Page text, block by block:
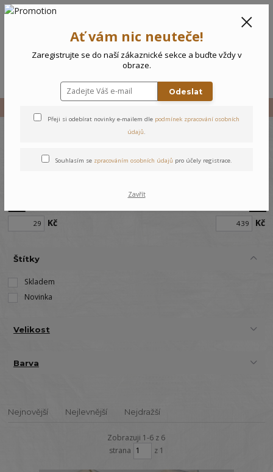
Tílka
Kč Kč
Štítky
Skladem
Novinka
Velikost
Barva
Nejnovější Nejlevnější Nejdražší
Zobrazuji 1-6 z 6
strana
z 1
Ať vám nic neuteče!
Zaregistrujte se do naší zákaznické sekce a buďte vždy v
obraze.
Odeslat
Přeji si odebírat novinky e-mailem dle podmínek zpracování osobních
údajů.
Souhlasím se zpracováním osobních údajů pro účely registrace.
Zavřít